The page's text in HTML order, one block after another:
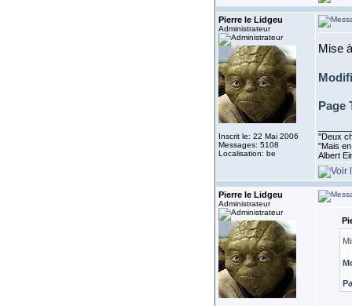
Pierre le Lidgeu
Administrateur
Inscrit le: 22 Mai 2006
Messages: 5108
Localisation: be
Mise
Page
''Deux
"Mais
Albert
Pierre le Lidgeu
Administrateur